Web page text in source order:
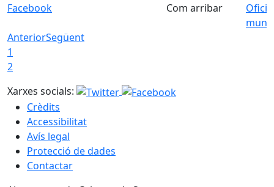
Facebook
Com arribar
AnteriorSegüent
1
2
Xarxes socials:
Crèdits
Accessibilitat
Avís legal
Protecció de dades
Contactar